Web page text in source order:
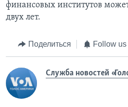
финансовых институтов
двух лет.
Поделиться Follow us
Служба новостей